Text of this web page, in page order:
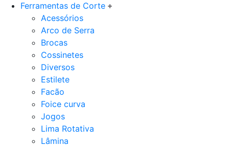
Ferramentas de Corte
Acessórios
Arco de Serra
Brocas
Cossinetes
Diversos
Estilete
Facão
Foice curva
Jogos
Lima Rotativa
Lâmina